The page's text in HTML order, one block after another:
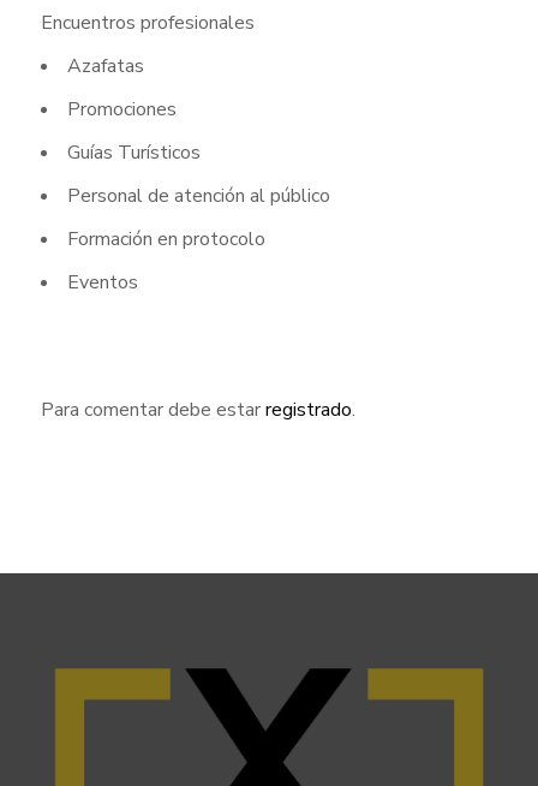
Encuentros profesionales
Azafatas
Promociones
Guías Turísticos
Personal de atención al público
Formación en protocolo
Eventos
Para comentar debe estarregistrado.